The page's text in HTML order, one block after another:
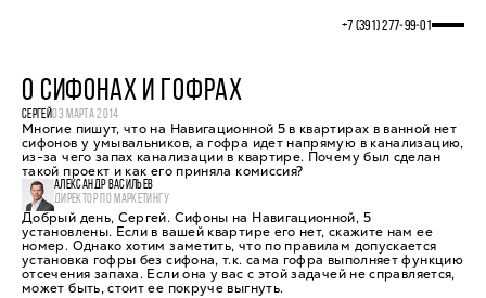
+7 (391) 277‒99‒01
О СИФОНАХ И ГОФРАХ
СЕРГЕЙ03 МАРТА 2014
Многие пишут, что на Навигационной 5 в квартирах в ванной нет
сифонов у умывальников, а гофра идет напрямую в канализацию,
из-за чего запах канализации в квартире. Почему был сделан
такой проект и как его приняла комиссия?
АЛЕКСАНДР ВАСИЛЬЕВ
ДИРЕКТОР ПО МАРКЕТИНГУ
Добрый день, Сергей. Сифоны на Навигационной, 5
установлены. Если в вашей квартире его нет, скажите нам ее
номер. Однако хотим заметить, что по правилам допускается
установка гофры без сифона, т.к. сама гофра выполняет функцию
отсечения запаха. Если она у вас с этой задачей не справляется,
может быть, стоит ее покруче выгнуть.